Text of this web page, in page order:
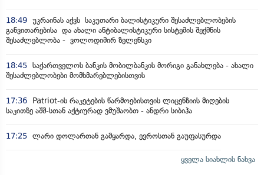
18:49 უკრაინას აქვს საკუთარი ბალისტიკური შესაძლებლობების
განვითარებისა და ახალი ანტიბალისტიკური სისტემის შექმნის
შესაძლებლობა - ვოლოდიმირ ზელენსკი
18:45 საქართველოს ბანკის მობილბანკის მორიგი განახლება - ახალი
შესაძლებლობები მომხმარებლებისთვის
17:36
Patriot-ის რაკეტების წარმოებისთვის ლიცენზიის მიღების
საკითზე აშშ-სთან აქტიურად ვმუშაობთ - ანდრი სიბიჰა
17:25 ლარი დოლართან გამყარდა, ევროსთან გაუფასურდა
ყველა სიახლის ნახვა